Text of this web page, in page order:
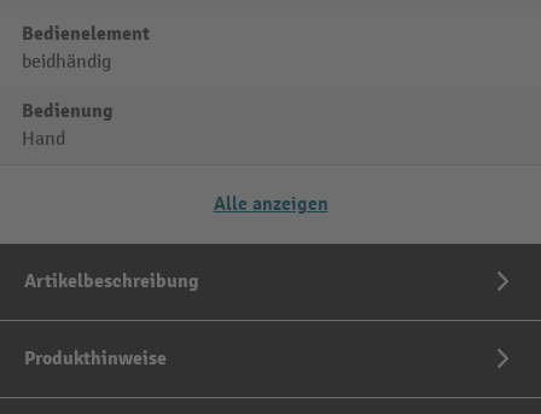
Bedienelement
beidhändig
Bedienung
Hand
Alle anzeigen
Artikelbeschreibung
Produkthinweise